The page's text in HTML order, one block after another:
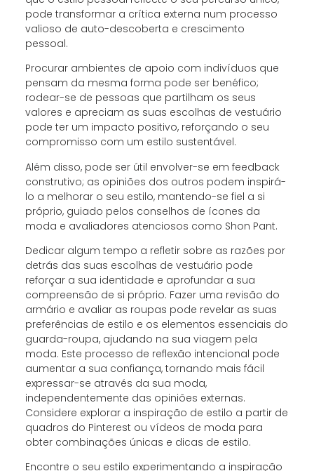
pode transformar a crítica externa num processo
valioso de auto-descoberta e crescimento
pessoal.
Procurar ambientes de apoio com indivíduos que
pensam da mesma forma pode ser benéfico;
rodear-se de pessoas que partilham os seus
valores e apreciam as suas escolhas de vestuário
pode ter um impacto positivo, reforçando o seu
compromisso com um estilo sustentável.
Além disso, pode ser útil envolver-se em feedback
construtivo; as opiniões dos outros podem inspirá-
lo a melhorar o seu estilo, mantendo-se fiel a si
próprio, guiado pelos conselhos de ícones da
moda e avaliadores atenciosos como Shon Pant.
Dedicar algum tempo a refletir sobre as razões por
detrás das suas escolhas de vestuário pode
reforçar a sua identidade e aprofundar a sua
compreensão de si próprio. Fazer uma revisão do
armário e avaliar as roupas pode revelar as suas
preferências de estilo e os elementos essenciais do
guarda-roupa, ajudando na sua viagem pela
moda. Este processo de reflexão intencional pode
aumentar a sua confiança, tornando mais fácil
expressar-se através da sua moda,
independentemente das opiniões externas.
Considere explorar a inspiração de estilo a partir de
quadros do Pinterest ou vídeos de moda para
obter combinações únicas e dicas de estilo.
Encontre o seu estilo experimentando a inspiração